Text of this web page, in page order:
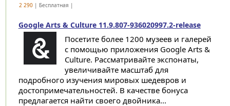
2 290| Бесплатная |
Google Arts & Culture 11.9.807-936020997.2-release
Посетите более 1200 музеев и галерей
с помощью приложения Google Arts &
Culture. Рассматривайте экспонаты,
увеличивайте масштаб для
подробного изучения мировых шедевров и
достопримечательностей. В качестве бонуса
предлагается найти своего двойника...